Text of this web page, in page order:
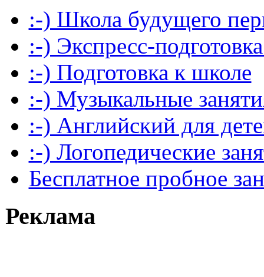
:-) Школа будущего
:-) Экспресс-
:-) Подготовка к школе
:-) Музыкальные
:-) Английский для
:-) Логопедические
Бесплатное пробное
Реклама